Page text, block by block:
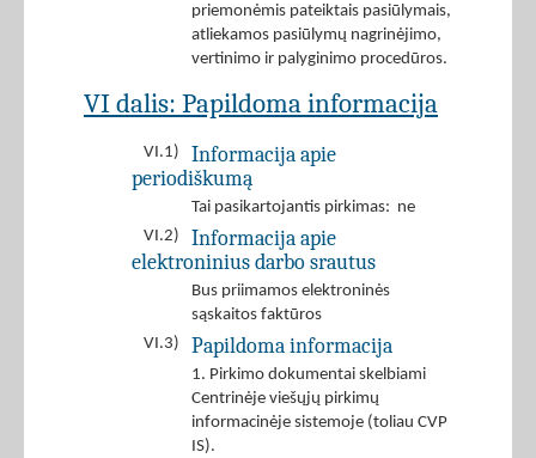
priemonėmis pateiktais pasiūlymais,
atliekamos pasiūlymų nagrinėjimo,
vertinimo ir palyginimo procedūros.
VI dalis: Papildoma informacija
VI.1)
Informacija apie
periodiškumą
Tai pasikartojantis pirkimas: ne
VI.2)
Informacija apie
elektroninius darbo srautus
Bus priimamos elektroninės
sąskaitos faktūros
VI.3)
Papildoma informacija
1. Pirkimo dokumentai skelbiami
Centrinėje viešųjų pirkimų
informacinėje sistemoje (toliau CVP
IS).